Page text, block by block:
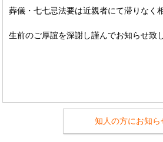
葬儀・七七忌法要は近親者にて滞りなく
生前のご厚誼を深謝し謹んでお知らせ致
知人の方にお知ら